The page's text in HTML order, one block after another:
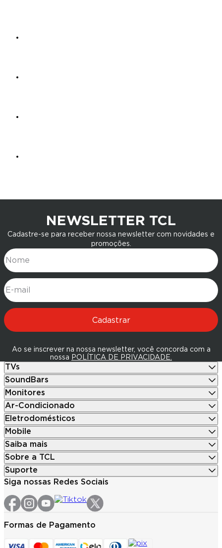
NEWSLETTER TCL
Cadastre-se para receber nossa newsletter com novidades e
promoções.
Nome
E-mail
Ao se inscrever na nossa newsletter, você concorda com a
nossa POLÍTICA DE PRIVACIDADE.
Cadastrar
TVs
SoundBars
Monitores
Ar-Condicionado
Eletrodomésticos
Mobile
Saiba mais
Sobre a TCL
Suporte
Siga nossas Redes Sociais
Formas de Pagamento